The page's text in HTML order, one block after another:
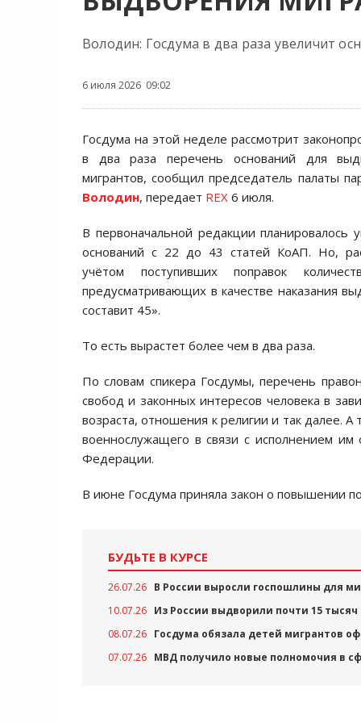
Володин: Госдума в два раза увеличит
6 июля 2026 09:02
Госдума на этой неделе рассмотрит
в два раза перечень оснований для
мигрантов, сообщил председатель палаты
Володин, передает REX 6 июля.
В первоначальной редакции планировалось
оснований с 22 до 43 статей КоАП. Но,
учётом поступивших поправок
предусматривающих в качестве наказания
составит 45».
То есть вырастет более чем в два раза.
По словам спикера Госдумы, перечень
свобод и законных интересов человека в
возраста, отношения к религии и так далее.
военнослужащего в связи с исполнением им
Федерации.
В июне Госдума приняла закон о повышении
БУДЬТЕ В КУРСЕ
26.07.26 В России выросли госпошлины для
10.07.26 Из России выдворили почти 15
08.07.26 Госдума обязала детей мигрантов
07.07.26 МВД получило новые полномочия в